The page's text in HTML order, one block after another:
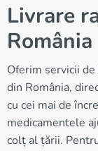
Livrare
România
Oferim servicii
din România,
cu cei mai de
medicamentele
colț al țării.